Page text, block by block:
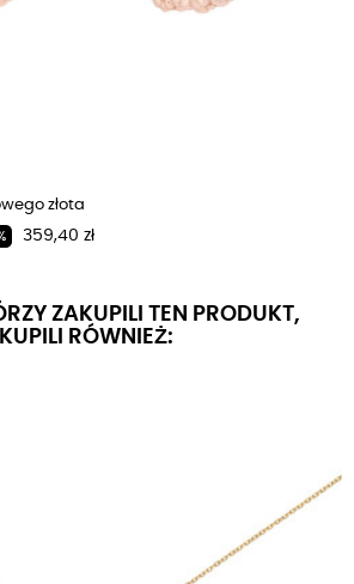
złota
Cena
359,40 zł
ZAKUPILI TEN PRODUKT,
KUPILI RÓWNIEŻ: